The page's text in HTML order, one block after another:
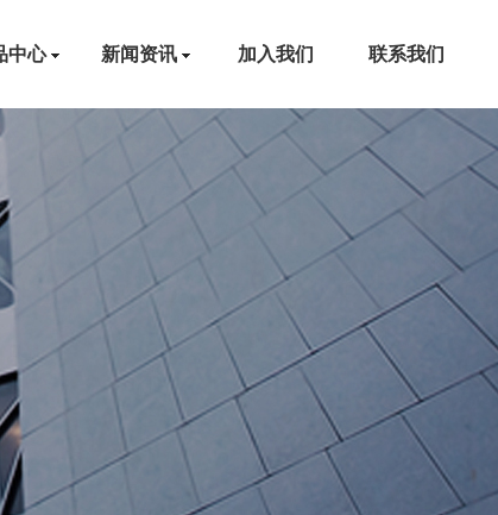
中心 新闻资讯 加入我们 联系我们